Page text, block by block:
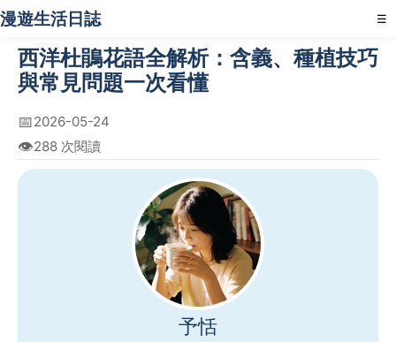
漫遊生活日誌 ☰
西洋杜鵑花語全解析：含義、種植技巧
與常見問題一次看懂
📅2026-05-24
👁️288 次閱讀
予恬